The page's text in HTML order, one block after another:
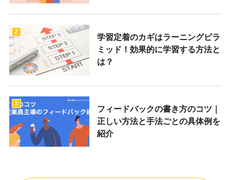
2
学習定着のカギはラーニングピラ
ミッド！効果的に学習する方法と
は？
3
フィードバックの書き方のコツ｜
正しい方法と手法ごとの具体例を
紹介